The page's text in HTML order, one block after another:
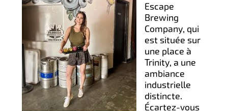
Escape
Brewing
Company, qui
est située sur
une place à
Trinity, a une
ambiance
industrielle
distincte.
Écartez-vous